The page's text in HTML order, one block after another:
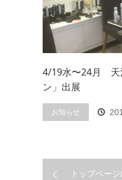
4/19水〜24月 天
ン」出展
お知らせ
トップペー